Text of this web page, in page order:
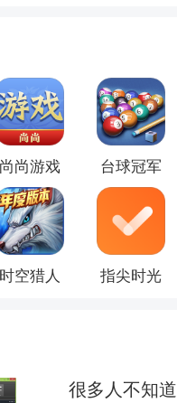
尚尚游戏 台球冠军
时空猎人 指尖时光
很多人不知道